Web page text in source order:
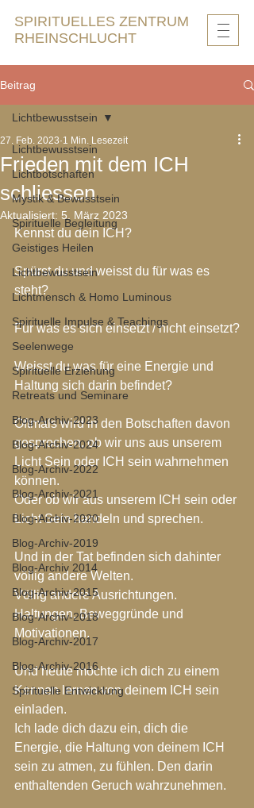
SPIRITUELLES ZENTRUM
RHEINSCHLUCHT
Beitrag
Lichtbewusstsein
Lichtbotschaften
Mystik & Bewusstsein
Spirituelle Begleitung
Geistiges Heilen
Lichtbewusstsein
Lichtmensch & Homo Luminous
Spirituelle Impulse & Teachings
Seelenwege
Spirituelle Erziehung
Retreats und Seminare
Blog-Archiv-2023
Blog-Archiv-2024
Blog-Archiv-2022
Blog-Archiv-2021
Blog-Archiv-2020
Blog-Archiv-2019
Blog-Archiv 2014
Blog-Archiv-2015
Blog-Archiv-2018
Blog-Archiv-2017
Blog-Archiv-2016
Spirituelle Entwicklung
Lichtbewusstsein
Frieden mit dem ICH
schliessen
27. Feb. 2023 1 Min. Lesezeit
Aktualisiert: 5. März 2023
Kennst du dein ICH?
Spürst du und weisst du für was es
steht?
Für was es sich einsetzt / nicht einsetzt?
Weisst du was für eine Energie und
Haltung sich darin befindet?
Oftmals wird in den Botschaften davon
gesprochen, ob wir uns aus unserem
Licht Sein oder ICH sein wahrnehmen
können.
Oder ob wir aus unserem ICH sein oder
Licht Sein handeln und sprechen.
Und in der Tat befinden sich dahinter
völlig andere Welten.
Völlig andere Ausrichtungen.
Haltungen, Beweggründe und
Motivationen.
Und heute möchte ich dich zu einem
Kennen lernen von deinem ICH sein
einladen.
Ich lade dich dazu ein, dich die
Energie, die Haltung von deinem ICH
sein zu atmen, zu fühlen. Den darin
enthaltenden Geruch wahrzunehmen.